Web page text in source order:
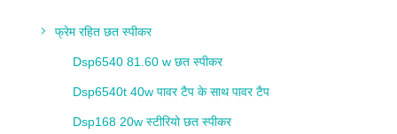
फ्रेम रहित छत स्पीकर
Dsp6540 81.60 w छत स्पीकर
Dsp6540t 40w पावर टैप के साथ पावर टैप
Dsp168 20w स्टीरियो छत स्पीकर